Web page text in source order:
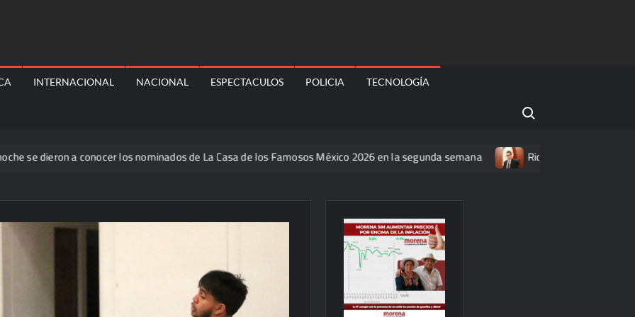
INTERNACIONAL NACIONAL ESPECTACULOS POLICIA TECNOLOGÍA
Search for:
a conocer los nominados de La Casa de los Famosos México 2026 en la segunda semana Ricardo Monreal confía en que